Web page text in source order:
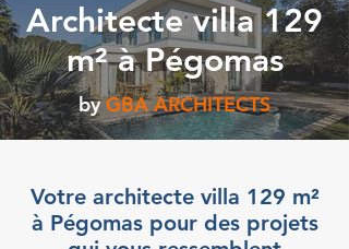
Architecte villa 129
m² à Pégomas
by GBA ARCHITECTS
Votre architecte villa 129 m²
à Pégomas pour des projets